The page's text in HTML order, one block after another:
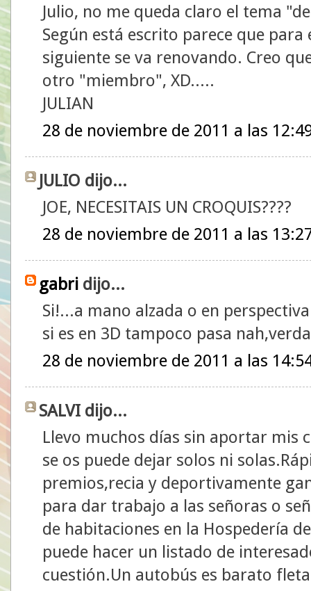
Julio, no me queda claro el tema
Según está escrito parece que
siguiente se va renovando. Creo
otro "miembro", XD.....
JULIAN
28 de noviembre de 2011 a las
JULIO dijo...
JOE, NECESITAIS UN CROQUIS????
28 de noviembre de 2011 a las
gabri dijo...
Si!...a mano alzada o en
si es en 3D tampoco pasa
28 de noviembre de 2011 a las
SALVI dijo...
Llevo muchos días sin aportar mis
se os puede dejar solos ni
premios,recia y deportivamente
para dar trabajo a las señoras o
de habitaciones en la Hospedería
puede hacer un listado de
cuestión.Un autobús es barato